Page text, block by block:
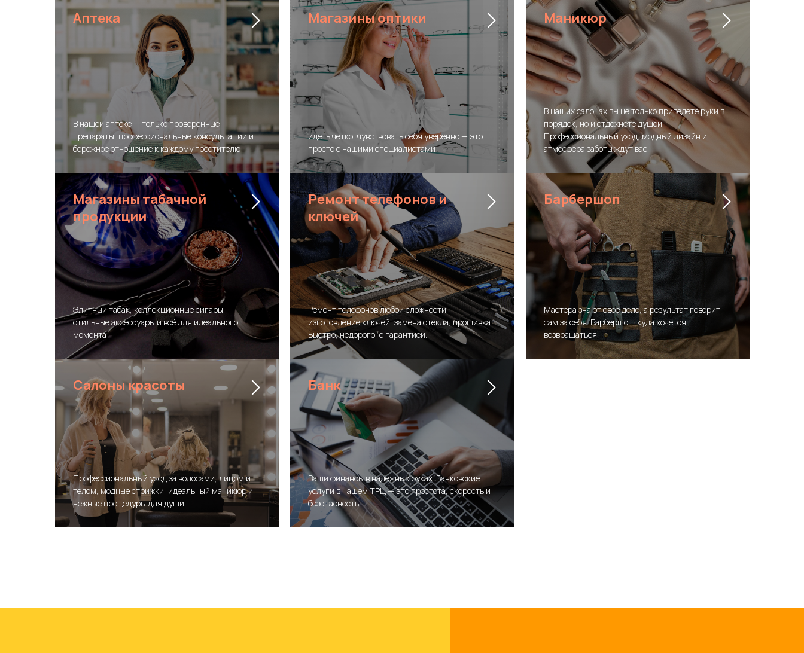
Аптека
В нашей аптеке — только проверенные
препараты, профессиональные консультации и
бережное отношение к каждому посетителю
Магазины оптики
идеть четко, чувствовать себя уверенно — это
просто с нашими специалистами
Маникюр
В наших салонах вы не только приведете руки в
порядок, но и отдохнете душой.
Профессиональный уход, модный дизайн и
атмосфера заботы ждут вас
Магазины табачной
продукции
Элитный табак, коллекционные сигары,
стильные аксессуары и всё для идеального
момента
Ремонт телефонов и
ключей
Ремонт телефонов любой сложности,
изготовление ключей, замена стекла, прошивка.
Быстро, недорого, с гарантией.
Барбершоп
Мастера знают своё дело, а результат говорит
сам за себя. Барбершоп, куда хочется
возвращаться
Салоны красоты
Профессиональный уход за волосами, лицом и
телом, модные стрижки, идеальный маникюр и
нежные процедуры для души
Банк
Ваши финансы в надежных руках. Банковские
услуги в нашем ТРЦ — это простота, скорость и
безопасность
Аренда
площадей
Рекламные
возможности